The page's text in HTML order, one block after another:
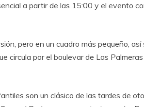
a partir de las 15:00 y el evento
pero en un cuadro más pequeño,
circula por el boulevar de Las
son un clásico de las tardes de